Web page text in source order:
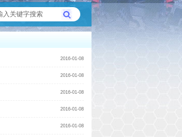
2016-01-08
2016-01-08
2016-01-08
2016-01-08
2016-01-08